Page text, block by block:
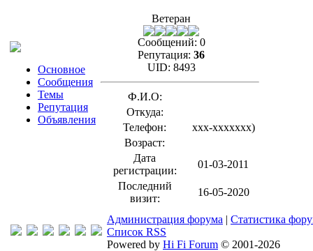
Основное
Сообщения
Темы
Репутация
Объявления
Ветеран
Сообщений: 0
Репутация: 36
UID: 8493
Ф.И.О:
Откуда:
Телефон:
xxx-xxxxxxx)
Возраст:
Дата
регистрации:
01-03-2011
Последний
визит:
16-05-2020
Администрация форума | Статистика
Список RSS
Powered by Hi Fi Forum © 2001-2026